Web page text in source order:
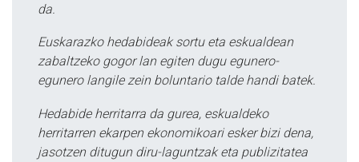
da.
Euskarazko hedabideak sortu eta eskualdean
zabaltzeko gogor lan egiten dugu egunero-
egunero langile zein boluntario talde handi batek.
Hedabide herritarra da gurea, eskualdeko
herritarren ekarpen ekonomikoari esker bizi dena,
jasotzen ditugun diru-laguntzak eta publizitatea